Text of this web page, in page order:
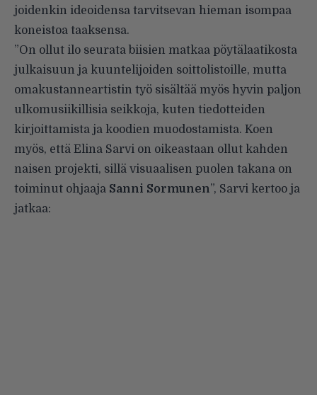
joidenkin ideoidensa tarvitsevan hieman isompaa
koneistoa taaksensa.
”On ollut ilo seurata biisien matkaa pöytälaatikosta
julkaisuun ja kuuntelijoiden soittolistoille, mutta
omakustanneartistin työ sisältää myös hyvin paljon
ulkomusiikillisia seikkoja, kuten tiedotteiden
kirjoittamista ja koodien muodostamista. Koen
myös, että Elina Sarvi on oikeastaan ollut kahden
naisen projekti, sillä visuaalisen puolen takana on
toiminut ohjaaja Sanni Sormunen”, Sarvi kertoo ja
jatkaa: